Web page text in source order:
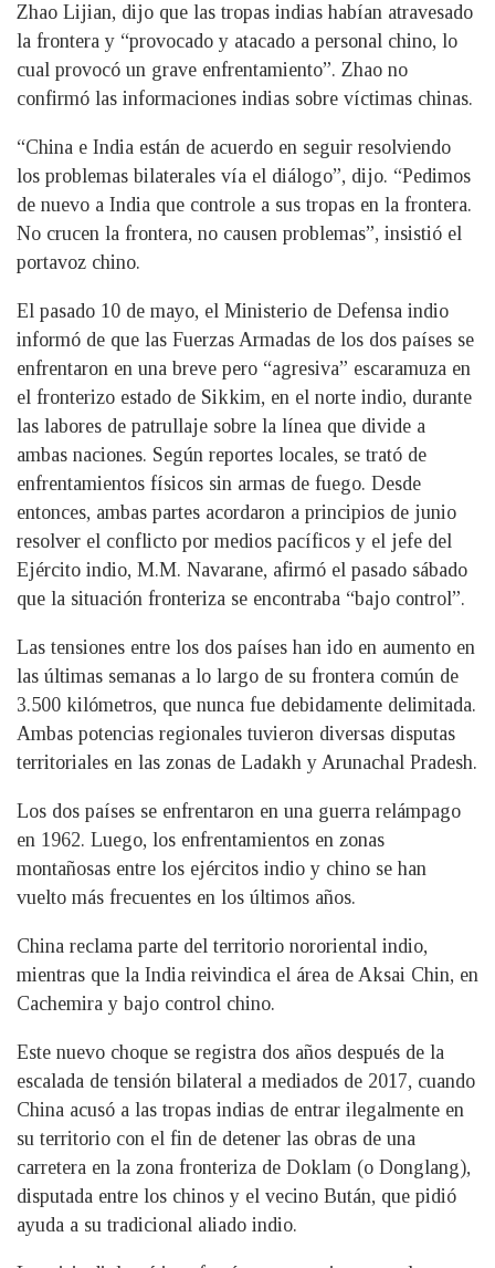
Zhao Lijian, dijo que las tropas indias habían atravesado
la frontera y “provocado y atacado a personal chino, lo
cual provocó un grave enfrentamiento”. Zhao no
confirmó las informaciones indias sobre víctimas chinas.
“China e India están de acuerdo en seguir resolviendo
los problemas bilaterales vía el diálogo”, dijo. “Pedimos
de nuevo a India que controle a sus tropas en la frontera.
No crucen la frontera, no causen problemas”, insistió el
portavoz chino.
El pasado 10 de mayo, el Ministerio de Defensa indio
informó de que las Fuerzas Armadas de los dos países se
enfrentaron en una breve pero “agresiva” escaramuza en
el fronterizo estado de Sikkim, en el norte indio, durante
las labores de patrullaje sobre la línea que divide a
ambas naciones. Según reportes locales, se trató de
enfrentamientos físicos sin armas de fuego. Desde
entonces, ambas partes acordaron a principios de junio
resolver el conflicto por medios pacíficos y el jefe del
Ejército indio, M.M. Navarane, afirmó el pasado sábado
que la situación fronteriza se encontraba “bajo control”.
Las tensiones entre los dos países han ido en aumento en
las últimas semanas a lo largo de su frontera común de
3.500 kilómetros, que nunca fue debidamente delimitada.
Ambas potencias regionales tuvieron diversas disputas
territoriales en las zonas de Ladakh y Arunachal Pradesh.
Los dos países se enfrentaron en una guerra relámpago
en 1962. Luego, los enfrentamientos en zonas
montañosas entre los ejércitos indio y chino se han
vuelto más frecuentes en los últimos años.
China reclama parte del territorio nororiental indio,
mientras que la India reivindica el área de Aksai Chin, en
Cachemira y bajo control chino.
Este nuevo choque se registra dos años después de la
escalada de tensión bilateral a mediados de 2017, cuando
China acusó a las tropas indias de entrar ilegalmente en
su territorio con el fin de detener las obras de una
carretera en la zona fronteriza de Doklam (o Donglang),
disputada entre los chinos y el vecino Bután, que pidió
ayuda a su tradicional aliado indio.